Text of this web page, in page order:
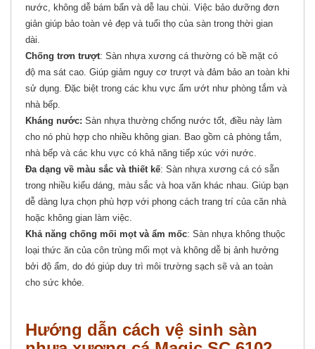
nước, không dễ bám bẩn và dễ lau chùi. Việc bảo dưỡng đơn
giản giúp bảo toàn vẻ đẹp và tuổi thọ của sàn trong thời gian
dài.
Chống trơn trượt: Sàn nhựa xương cá thường có bề mặt có
độ ma sát cao. Giúp giảm nguy cơ trượt và đảm bảo an toàn khi
sử dụng. Đặc biệt trong các khu vực ẩm ướt như phòng tắm và
nhà bếp.
Kháng nước: Sàn nhựa thường chống nước tốt, điều này làm
cho nó phù hợp cho nhiều không gian. Bao gồm cả phòng tắm,
nhà bếp và các khu vực có khả năng tiếp xúc với nước.
Đa dạng về màu sắc và thiết kế: Sàn nhựa xương cá có sẵn
trong nhiều kiểu dáng, màu sắc và hoa văn khác nhau. Giúp bạn
dễ dàng lựa chọn phù hợp với phong cách trang trí của căn nhà
hoặc không gian làm việc.
Khả năng chống mối mọt và ẩm mốc: Sàn nhựa không thuộc
loại thức ăn của côn trùng mối mọt và không dễ bị ảnh hưởng
bởi độ ẩm, do đó giúp duy trì môi trường sạch sẽ và an toàn
cho sức khỏe.
Hướng dẫn cách vệ sinh sàn